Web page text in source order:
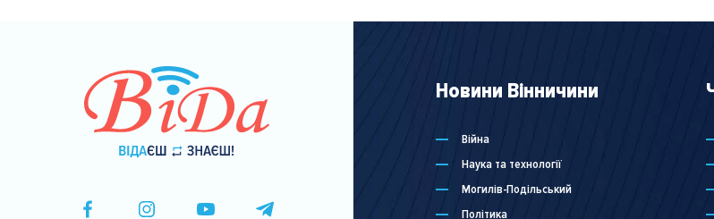
Новини Вінничини
Війна
Наука та технології
Могилів-Подільський
Політика